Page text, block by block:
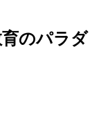
のパラダ